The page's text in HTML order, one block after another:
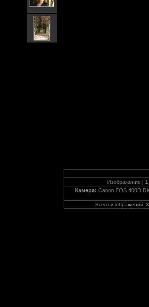
Изображение | 1
Камера: Canon EOS 400D
Всего изображений: